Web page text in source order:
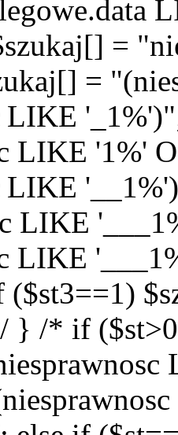
=
=
LIKE
LIKE '1%'
LIKE
LIKE
LIKE
} /* if